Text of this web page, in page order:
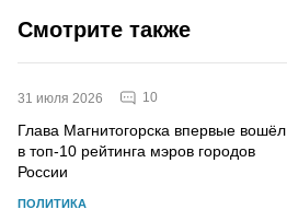
Смотрите также
31 июля 2026 10
Глава Магнитогорска впервые вошёл
в топ-10 рейтинга мэров городов
России
ПОЛИТИКА